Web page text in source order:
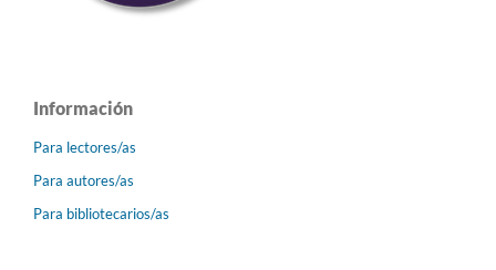
Información
Para lectores/as
Para autores/as
Para bibliotecarios/as